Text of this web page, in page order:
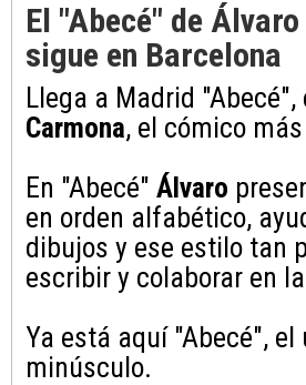
El "Abecé" de
sigue en Barcelona
Llega a Madrid
Carmona, el cómico
En "Abecé" Álvaro
en orden alfabético,
dibujos y ese estilo tan
escribir y colaborar en
Ya está aquí "Abecé",
minúsculo.